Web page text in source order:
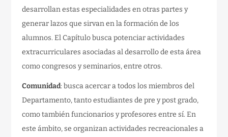
desarrollan estas especialidades en otras partes y
generar lazos que sirvan en la formación de los
alumnos. El Capítulo busca potenciar actividades
extracurriculares asociadas al desarrollo de esta área
como congresos y seminarios, entre otros.
Comunidad: busca acercar a todos los miembros del
Departamento, tanto estudiantes de pre y post grado,
como también funcionarios y profesores entre sí. En
este ámbito, se organizan actividades recreacionales a